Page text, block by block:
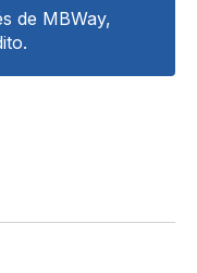
de MBWay,